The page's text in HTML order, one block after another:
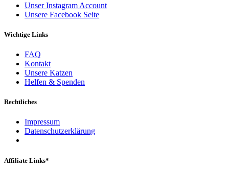
Unser Instagram Account
Unsere Facebook Seite
Wichtige Links
FAQ
Kontakt
Unsere Katzen
Helfen & Spenden
Rechtliches
Impressum
Datenschutzerklärung
Affiliate Links*